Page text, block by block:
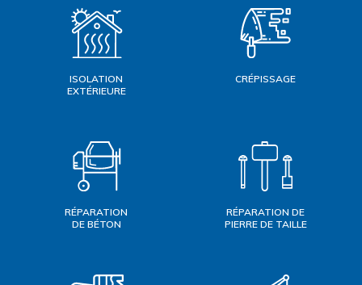
ISOLATION
EXTÉRIEURE
CRÉPISSAGE
RÉPARATION
DE BÉTON
RÉPARATION DE
PIERRE DE TAILLE